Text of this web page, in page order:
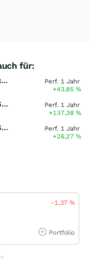
für:
iShares MSCI AC Far East ex-Japan UCITS ETF
Perf. 1 Jahr
+43,85%
Xtrackers MSCI Korea UCITS ETF
Perf. 1 Jahr
+137,38%
iShares III PLC – iShares MSCI Europe UCITS ETF EUR (acc)
Perf. 1 Jahr
+26,27%
-1,37%
Portfolio